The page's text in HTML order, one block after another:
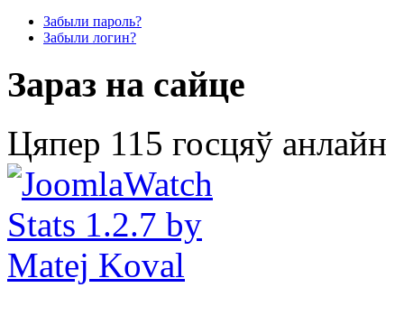
Забыли пароль?
Забыли логин?
Зараз на сайце
Цяпер 115 госцяў анлайн